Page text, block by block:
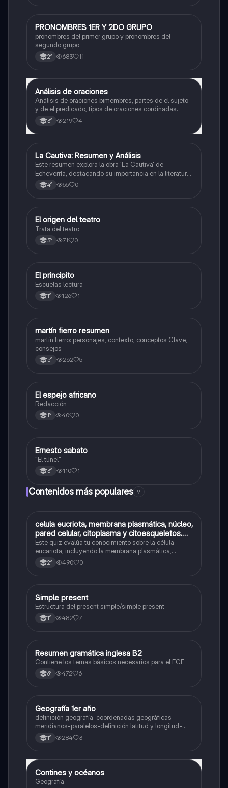
Lengua
PRONOMBRES 1ER Y 2DO GRUPO
pronombres del primer grupo y pronombres del
segundo grupo
2° 683 11
Lengua
Análisis de oraciones
Análisis de oraciones bimembres, partes de el sujeto
y de el predicado, tipos de oraciones cordinadas.
3° 219 4
Lengua
La Cautiva: Resumen y Análisis
Este resumen explora la obra 'La Cautiva' de
Echeverría, destacando su importancia en la literatura
argentina y su narrativa sobre el amor, el sufrimiento y
la violencia en la frontera.
4° 55 0
Lengua
El origen del teatro
Trata del teatro
3° 71 0
Lengua
El principito
Escuelas lectura
1° 126 1
Lengua
martín fierro resumen
martín fierro: personajes, contexto, conceptos Clave,
consejos
5° 262 5
Lengua
El espejo africano
Redacción
1° 40 0
Lengua
Ernesto sabato
"El túnel"
3° 110 1
Contenidos más populares 9
CBiología
celula eucriota, membrana plasmática, núcleo,
pared celular, citoplasma y citoesqueletos.
nombre se las partes de la celula eucariota
Este quiz evalúa tu conocimiento sobre la célula
eucariota, incluyendo la membrana plasmática,
núcleo, pared celular, citoplasma y citoesqueleto.
2° 490 0
Inglés
Simple present
Estructura del present simple/simple present
1° 482 7
Inglés
Resumen gramática inglesa B2
Contiene los temas básicos necesarios para el FCE
6° 472 6
Geografía
Geografía 1er año
definición geografía-coordenadas geográficas-
meridianos-paralelos-definición latitud y longitud-
elementos del mapa-definición mapa-localización
relativa y absoluta
1° 284 3
Geografía
Contines y océanos
Geografía